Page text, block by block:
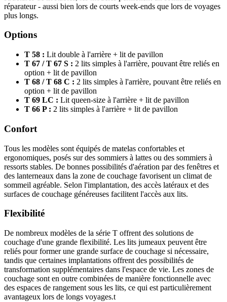
réparateur - aussi bien lors de courts week-ends que lors de voyages
plus longs.
Options
T 58 : Lit double à l'arrière + lit de pavillon
T 67 / T 67 S : 2 lits simples à l'arrière, pouvant être reliés en
option + lit de pavillon
T 68 / T 68 C : 2 lits simples à l'arrière, pouvant être reliés en
option + lit de pavillon
T 69 LC : Lit queen-size à l'arrière + lit de pavillon
T 66 P : 2 lits simples à l'arrière + lit de pavillon
Confort
Tous les modèles sont équipés de matelas confortables et
ergonomiques, posés sur des sommiers à lattes ou des sommiers à
ressorts stables. De bonnes possibilités d'aération par des fenêtres et
des lanterneaux dans la zone de couchage favorisent un climat de
sommeil agréable. Selon l'implantation, des accès latéraux et des
surfaces de couchage généreuses facilitent l'accès aux lits.
Flexibilité
De nombreux modèles de la série T offrent des solutions de
couchage d'une grande flexibilité. Les lits jumeaux peuvent être
reliés pour former une grande surface de couchage si nécessaire,
tandis que certaines implantations offrent des possibilités de
transformation supplémentaires dans l'espace de vie. Les zones de
couchage sont en outre combinées de manière fonctionnelle avec
des espaces de rangement sous les lits, ce qui est particulièrement
avantageux lors de longs voyages.t